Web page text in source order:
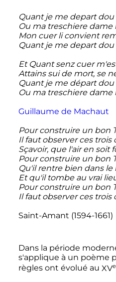
Quant je me depart
Ou ma treschiere dame
Mon cuer li convient
Quant je me depart dou
Et Quant senz cuer
Attains sui de mort, se
Quant je me départ dou
Ou ma treschiere dame
Guillaume de Machaut
Pour construire un bon
Il faut observer ces trois
Sçavoir, que l'air en soit
Pour construire un bon
Qu'il rentre bien dans le
Et qu'il tombe au vrai
Pour construire un bon
Il faut observer ces trois
Saint-Amant (1594-1661)
Dans la période
s'applique à un poème
règles ont évolué au XVe